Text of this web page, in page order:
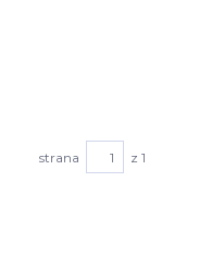
strana z 1